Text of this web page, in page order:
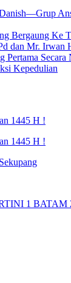
Bergaung Ke
Mr. Irwan
Secara
Kepedulian
1445 H !
1445 H !
1